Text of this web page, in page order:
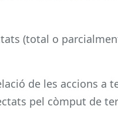
(total o
de les accions a
pel còmput de